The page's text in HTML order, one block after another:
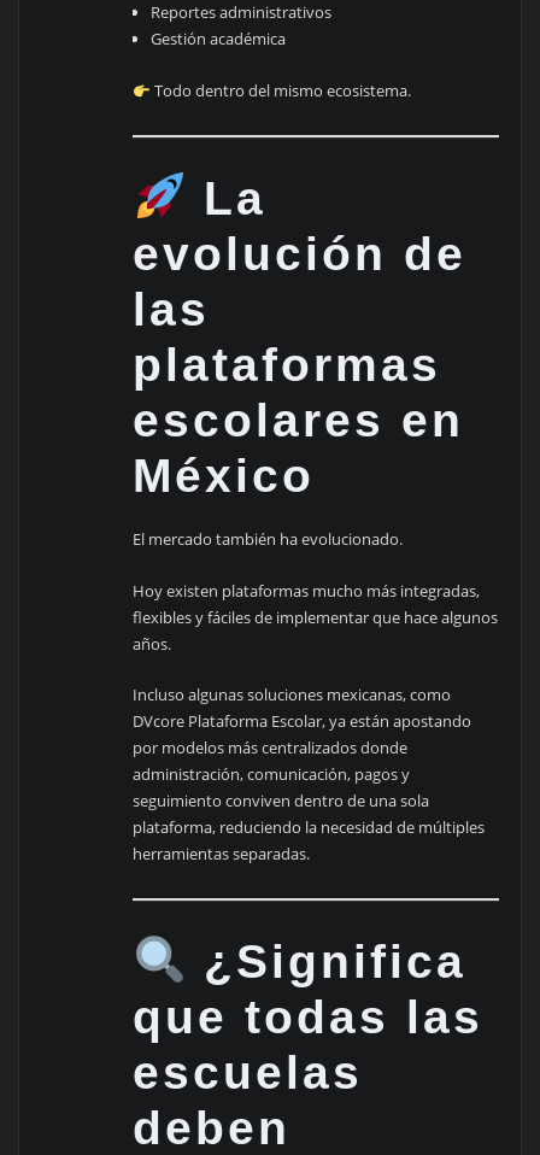
Reportes administrativos
Gestión académica
Todo dentro del mismo ecosistema.
La
evolución de
las
plataformas
escolares en
México
El mercado también ha evolucionado.
Hoy existen plataformas mucho más integradas,
flexibles y fáciles de implementar que hace algunos
años.
Incluso algunas soluciones mexicanas, como
DVcore Plataforma Escolar, ya están apostando
por modelos más centralizados donde
administración, comunicación, pagos y
seguimiento conviven dentro de una sola
plataforma, reduciendo la necesidad de múltiples
herramientas separadas.
¿Significa
que todas las
escuelas
deben